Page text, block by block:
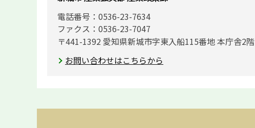
電話番号：0536-23-7634
ファクス：0536-23-7047
〒441-1392 愛知県新城市字東入船115番地 本庁舎2階
お問い合わせはこちらから